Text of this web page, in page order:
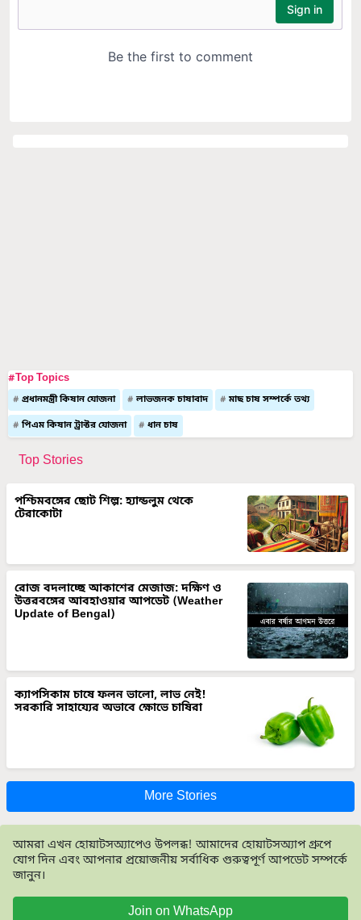
#Top Topics
প্রধানমন্ত্রী কিষান যোজনা লাভজনক চাষাবাদ মাছ চাষ সম্পর্কে তথ্য
পিএম কিষান ট্রাক্টর যোজনা ধান চাষ
Top Stories
পশ্চিমবঙ্গের ছোট শিল্প: হ্যান্ডলুম থেকে
টেরাকোটা
রোজ বদলাচ্ছে আকাশের মেজাজ: দক্ষিণ ও
উত্তরবঙ্গের আবহাওয়ার আপডেট (Weather
Update of Bengal)
ক্যাপসিকাম চাষে ফলন ভালো, লাভ নেই!
সরকারি সাহায্যের অভাবে ক্ষোভে চাষিরা
More Stories
আমরা এখন হোয়াটসঅ্যাপেও উপলব্ধ! আমাদের হোয়াটসঅ্যাপ গ্রুপে
যোগ দিন এবং আপনার প্রয়োজনীয় সর্বাধিক গুরুত্বপূর্ণ আপডেট সম্পর্কে
জানুন।
Join on WhatsApp